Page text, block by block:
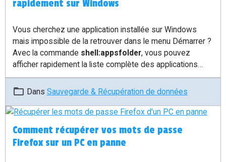
rapidement sur Windows
Vous cherchez une application installée sur Windows
mais impossible de la retrouver dans le menu Démarrer ?
Avec la commande shell:appsfolder, vous pouvez
afficher rapidement la liste complète des applications
disponibles sur votre ordinateur.
Dans Sauvegarde & Récupération de données
Comment récupérer vos mots de passe
Firefox sur un PC en panne